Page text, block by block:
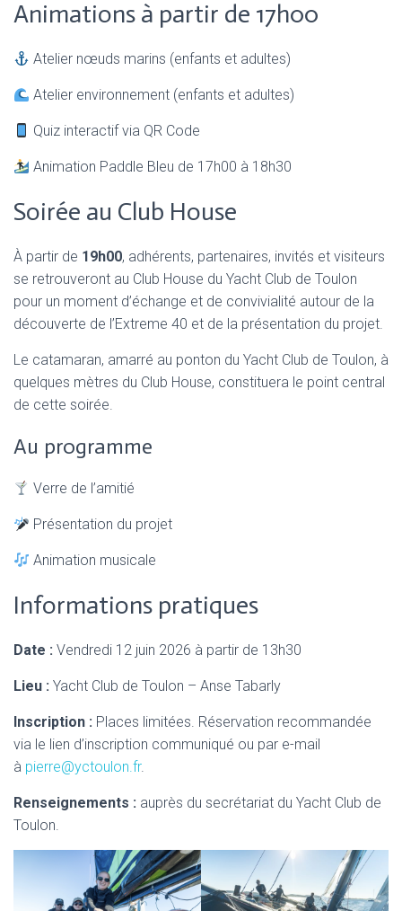
Animations à partir de 17h00
Atelier nœuds marins (enfants et adultes)
Atelier environnement (enfants et adultes)
Quiz interactif via QR Code
Animation Paddle Bleu de 17h00 à 18h30
Soirée au Club House
À partir de 19h00, adhérents, partenaires, invités et visiteurs
se retrouveront au Club House du Yacht Club de Toulon
pour un moment d’échange et de convivialité autour de la
découverte de l’Extreme 40 et de la présentation du projet.
Le catamaran, amarré au ponton du Yacht Club de Toulon, à
quelques mètres du Club House, constituera le point central
de cette soirée.
Au programme
Verre de l’amitié
Présentation du projet
Animation musicale
Informations pratiques
Date : Vendredi 12 juin 2026 à partir de 13h30
Lieu : Yacht Club de Toulon – Anse Tabarly
Inscription : Places limitées. Réservation recommandée
via le lien d’inscription communiqué ou par e-mail
à pierre@yctoulon.fr.
Renseignements : auprès du secrétariat du Yacht Club de
Toulon.